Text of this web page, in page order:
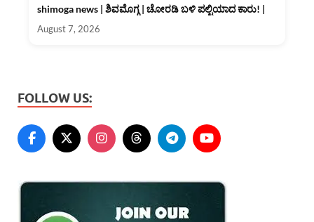
shimoga news | ಶಿವಮೊಗ್ಗ | ಚೋರಡಿ ಬಳಿ ಪಲ್ಟಿಯಾದ ಕಾರು! |
August 7, 2026
FOLLOW US: